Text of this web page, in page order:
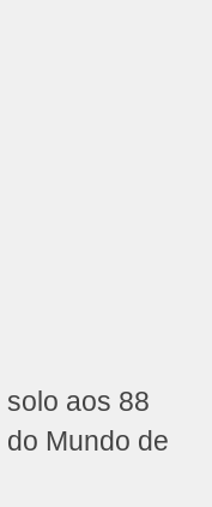
aos 88
Mundo de